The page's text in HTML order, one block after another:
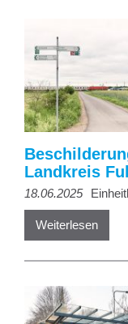
Landkreis
18.06.2025
Weiterlesen